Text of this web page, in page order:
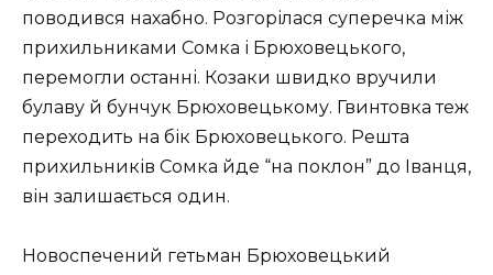
поводився нахабно. Розгорілася суперечка між
прихильниками Сомка і Брюховецького,
перемогли останні. Козаки швидко вручили
булаву й бунчук Брюховецькому. Гвинтовка теж
переходить на бік Брюховецького. Решта
прихильників Сомка йде “на поклон” до Іванця,
він залишається один.
Новоспечений гетьман Брюховецький